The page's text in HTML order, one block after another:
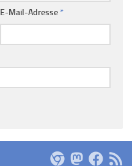
E-Mail-Adresse *